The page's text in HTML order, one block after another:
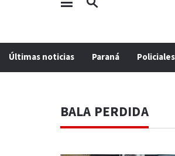
Últimas noticias Paraná Policiales
BALA PERDIDA